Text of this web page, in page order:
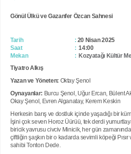
Tarih
20 Nisan 2025
Saat
14:00
Mekan
Kozyatağı Kültür
Gönül Ülkü ve Gazanfer Özcan Sahnesi
Tiyatro Alkış
Yazan ve Yöneten: Oktay Şenol
Oynayanlar: Burcu Şenol, Uğur Ercan, Bülent
Okay Şenol, Evren Alganatay, Kerem Keskin
Herkesin barış ve dostluk içinde yaşadığı bir
İşini çok seven Horoz Üürüü, tek derdi
biricik yavrusu civciv Minicik, her gün
çiftliğin şaşkın bir o kadarda sevimli köpeği
sahibi Tonton Dede.